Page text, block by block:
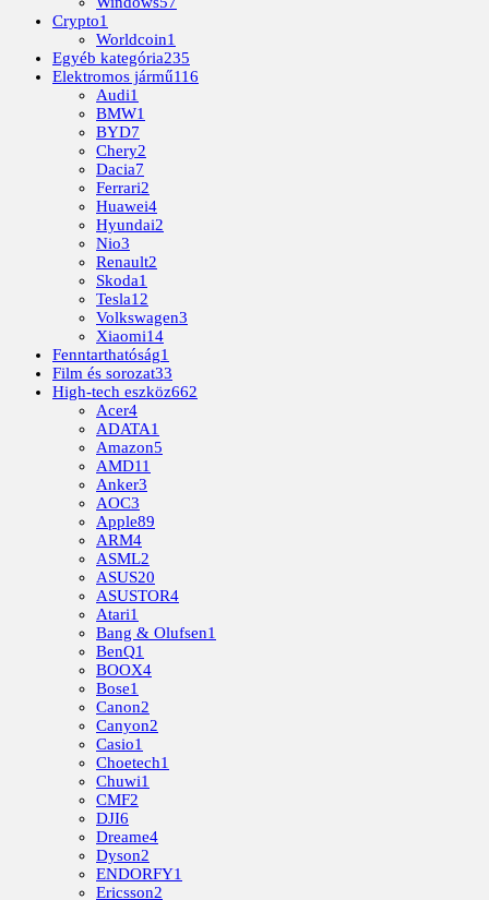
Crypto1
Worldcoin1
Egyéb kategória235
Elektromos jármű116
Audi1
BMW1
BYD7
Chery2
Dacia7
Ferrari2
Huawei4
Hyundai2
Nio3
Renault2
Skoda1
Tesla12
Volkswagen3
Xiaomi14
Fenntarthatóság1
Film és sorozat33
High-tech eszköz662
Acer4
ADATA1
Amazon5
AMD11
Anker3
AOC3
Apple89
ARM4
ASML2
ASUS20
ASUSTOR4
Atari1
Bang & Olufsen1
BenQ1
BOOX4
Bose1
Canon2
Canyon2
Casio1
Choetech1
Chuwi1
CMF2
DJI6
Dreame4
Dyson2
ENDORFY1
Ericsson2